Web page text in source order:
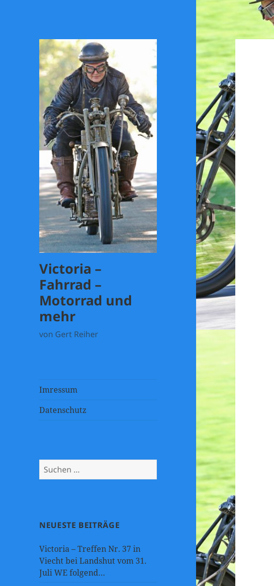
Victoria –
Fahrrad –
Motorrad und
mehr
von Gert Reiher
Imressum
Datenschutz
Suchen
nach:
NEUESTE BEITRÄGE
Victoria – Treffen Nr. 37 in
Viecht bei Landshut vom 31.
Juli WE folgend…